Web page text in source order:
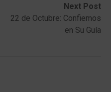
Next Post
22 de Octubre: Confiemos
en Su Guía